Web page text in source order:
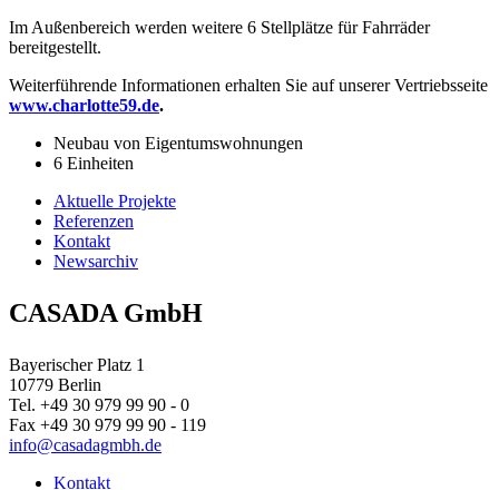
Im Außenbereich werden weitere 6 Stellplätze für Fahrräder
bereitgestellt.
Weiterführende Informationen erhalten Sie auf unserer Vertriebsseite
www.charlotte59.de.
Neubau von Eigentumswohnungen
6 Einheiten
Aktuelle Projekte
Referenzen
Kontakt
Newsarchiv
CASADA GmbH
Bayerischer Platz 1
10779 Berlin
Tel. +49 30 979 99 90 - 0
Fax +49 30 979 99 90 - 119
info@casadagmbh.de
Kontakt